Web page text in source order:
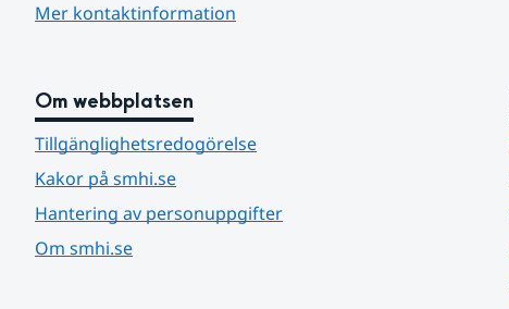
Mer kontaktinformation
Om webbplatsen
Tillgänglighetsredogörelse
Kakor på smhi.se
Hantering av personuppgifter
Om smhi.se